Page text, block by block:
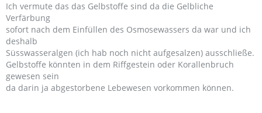
Ich vermute das das Gelbstoffe sind da die Gelbliche
Verfärbung
sofort nach dem Einfüllen des Osmosewassers da war und ich
deshalb
Süsswasseralgen (ich hab noch nicht aufgesalzen) ausschließe.
Gelbstoffe könnten in dem Riffgestein oder Korallenbruch
gewesen sein
da darin ja abgestorbene Lebewesen vorkommen können.